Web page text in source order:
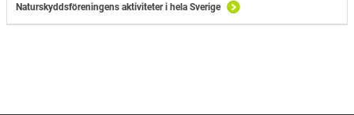
Naturskyddsföreningens aktiviteter i hela Sverige